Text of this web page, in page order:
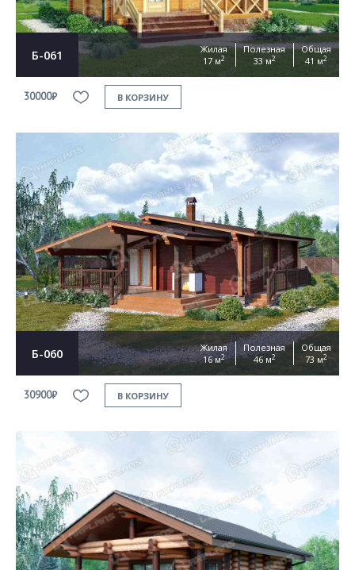
Б-061
Жилая
17 м2
Полезная
33 м2
Общая
41 м2
30000₽ В КОРЗИНУ
Б-060
Жилая
16 м2
Полезная
46 м2
Общая
73 м2
30900₽ В КОРЗИНУ